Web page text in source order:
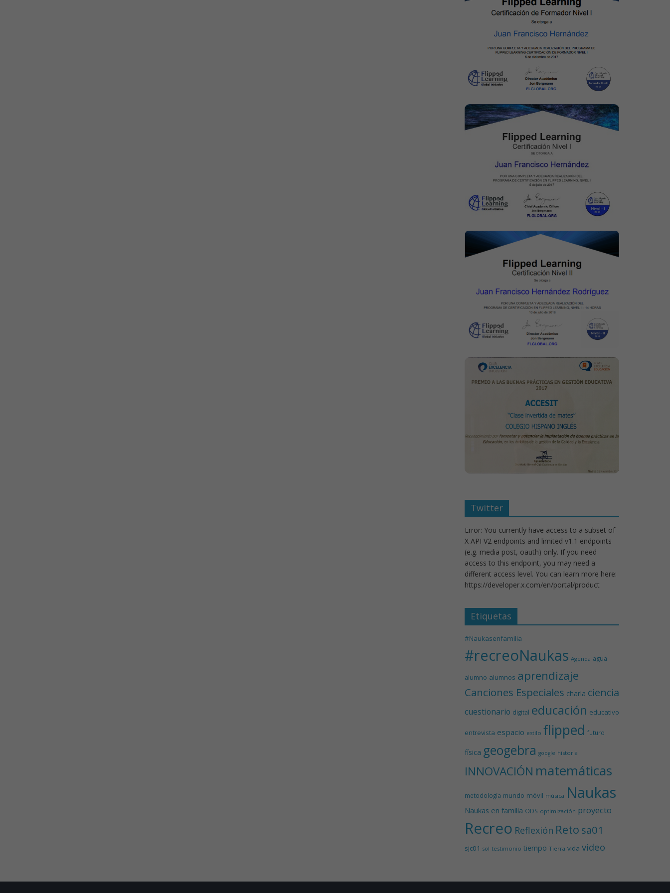
Twitter
Error: You currently have access to a subset of
X API V2 endpoints and limited v1.1 endpoints
(e.g. media post, oauth) only. If you need
access to this endpoint, you may need a
different access level. You can learn more here:
https://developer.x.com/en/portal/product
Etiquetas
#Naukasenfamilia
#recreoNaukas Agenda agua
alumno alumnos aprendizaje
Canciones Especiales charla ciencia
cuestionario digital educación educativo
entrevista espacio estilo flipped futuro
física geogebra google historia
INNOVACIÓN matemáticas
metodología mundo móvil música Naukas
Naukas en familia ODS optimización proyecto
Recreo Reflexión Reto sa01
sjc01 sol testimonio tiempo Tierra vida video